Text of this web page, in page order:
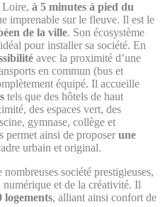
Loire, à 5 minutes à pied du
imprenable sur le fleuve. Il est le
de la ville. Son écosystème
pour installer sa société. En
avec la proximité d’une
en commun (bus et
équipé. Il accueille
tels que des hôtels de haut
des espaces vert, des
gymnase, collège et
permet ainsi de proposer une
urbain et original.
société prestigieuses,
numérique et de la créativité. Il
logements, alliant ainsi confort de